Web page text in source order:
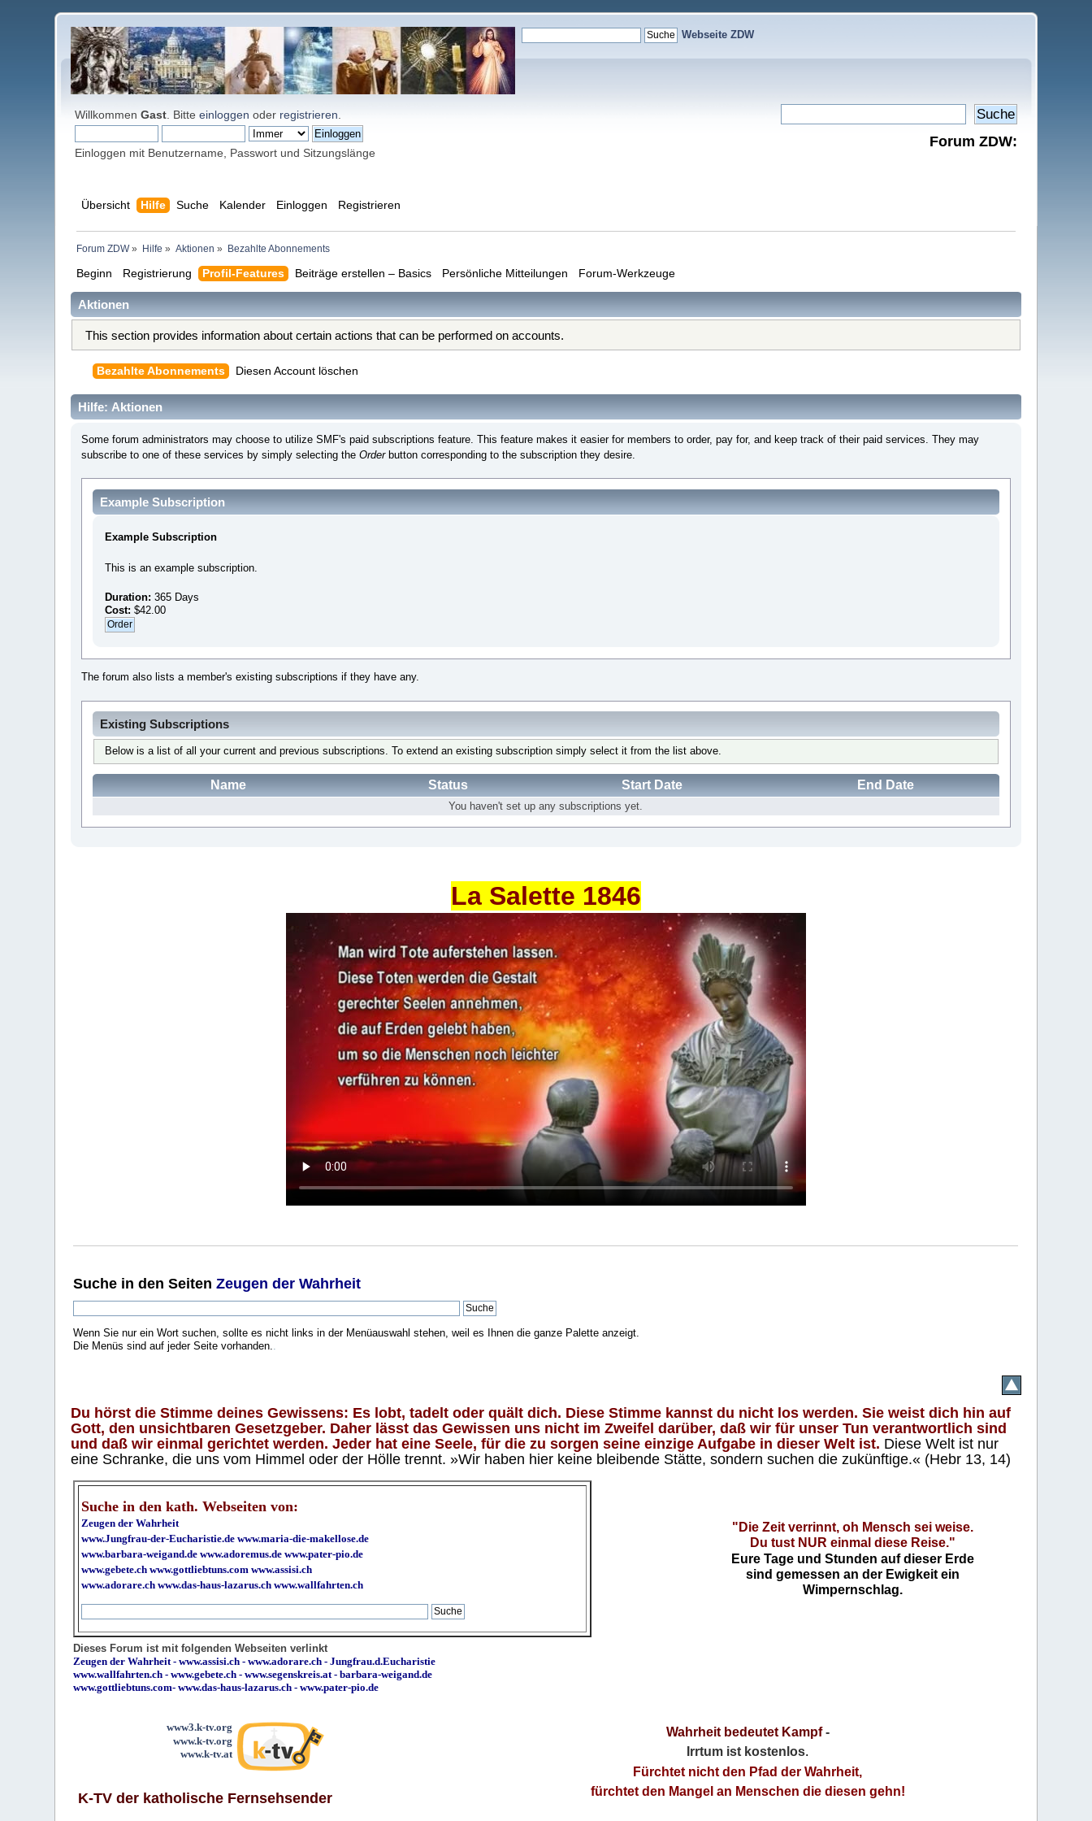
Webseite ZDW
WillkommenGast . Bitteeinloggen oder registrieren
Einloggen mit Benutzername, Passwort und Sitzungslänge
Forum ZDW:
Übersicht Hilfe Suche Kalender Einloggen Registrieren
Forum ZDW» Hilfe » Aktionen » Bezahlte Abonnements
Beginn Registrierung Profil-Features Beiträge erstellen – Basics Persönliche Mitteilungen Forum-Werkzeuge
Aktionen
This section provides information about certain actions that can be performed on accounts.
Bezahlte Abonnements Diesen Account löschen
Hilfe: Aktionen
Some forum administrators may choose to utilize SMF's paid subscriptions feature. This feature makes it easier for members to order, pay for, and keep track of their paid services. They may
subscribe to one of these services by simply selecting the Orderbutton corresponding to the subscription they desire.
Example Subscription
Example Subscription
This is an example subscription.
Duration: 365 Days
Cost: $42.00
The forum also lists a member's existing subscriptions if they have any.
Existing Subscriptions
Below is a list of all your current and previous subscriptions. To extend an existing subscription simply select it from the list above.
Name Status Start Date End Date
You haven't set up any subscriptions yet.
La Salette 1846
Suche in den SeitenZeugen der Wahrheit
Wenn Sie nur ein Wort suchen, sollte es nicht links in der Menüauswahl stehen, weil es Ihnen die ganze Palette anzeigt.
Die Menüs sind auf jeder Seite vorhanden..
Du hörst die Stimme deines Gewissens: Es lobt, tadelt oder quält dich. Diese Stimme kannst du nicht los werden. Sie weist dich hin auf
Gott, den unsichtbaren Gesetzgeber. Daher lässt das Gewissen uns nicht im Zweifel darüber, daß wir für unser Tun verantwortlich sind
und daß wir einmal gerichtet werden. Jeder hat eine Seele, für die zu sorgen seine einzige Aufgabe in dieser Welt ist. Diese Welt ist nur
eine Schranke, die uns vom Himmel oder der Hölle trennt. »Wir haben hier keine bleibende Stätte, sondern suchen die zukünftige.« (Hebr 13, 14)
Suche in den kath. Webseiten von:
Zeugen der Wahrheit
www.Jungfrau-der-Eucharistie.de www.maria-die-makellose.de
www.barbara-weigand.de www.adoremus.de www.pater-pio.de
www.gebete.ch www.gottliebtuns.com www.assisi.ch
www.adorare.ch www.das-haus-lazarus.ch www.wallfahrten.ch
"Die Zeit verrinnt, oh Mensch sei weise.
Du tust NUR einmal diese Reise."
Eure Tage und Stunden auf dieser Erde
sind gemessen an der Ewigkeit ein
Wimpernschlag.
Dieses Forum ist mit folgenden Webseiten verlinkt
Zeugen der Wahrheit-www.assisi.ch -www.adorare.ch -Jungfrau.d.Eucharistie
www.wallfahrten.ch -www.gebete.ch -www.segenskreis.at-barbara-weigand.de
www.gottliebtuns.com-www.das-haus-lazarus.ch - www.pater-pio.de
www3.k-tv.org
www.k-tv.org
www.k-tv.at
K-TV der katholische Fernsehsender
Wahrheit bedeutet Kampf-
Irrtum ist kostenlos.
Fürchtet nicht den Pfad der Wahrheit,
fürchtet den Mangel an Menschen die diesen gehn!